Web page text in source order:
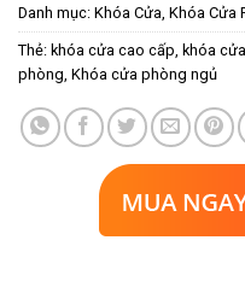
Danh mục: Khóa Cửa Khóa Cửa
Thẻ: khóa cửa cao cấp khóa
phòng Khóa cửa phòng ngủ